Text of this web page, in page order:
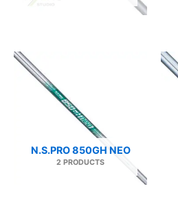
N.S.PRO 850GH NEO
2 PRODUCTS